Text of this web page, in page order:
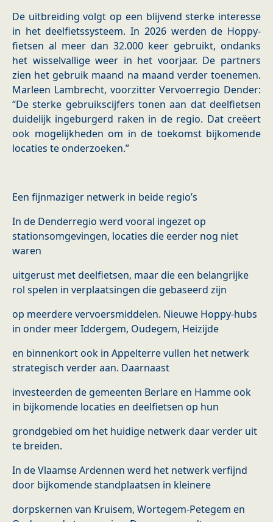
De uitbreiding volgt op een blijvend sterke interesse
in het deelfietssysteem. In 2026 werden de Hoppy-
fietsen al meer dan 32.000 keer gebruikt, ondanks
het wisselvallige weer in het voorjaar. De partners
zien het gebruik maand na maand verder toenemen.
Marleen Lambrecht, voorzitter Vervoerregio Dender:
“De sterke gebruikscijfers tonen aan dat deelfietsen
duidelijk ingeburgerd raken in de regio. Dat creëert
ook mogelijkheden om in de toekomst bijkomende
locaties te onderzoeken.”
Een fijnmaziger netwerk in beide regio’s
In de Denderregio werd vooral ingezet op
stationsomgevingen, locaties die eerder nog niet
waren
uitgerust met deelfietsen, maar die een belangrijke
rol spelen in verplaatsingen die gebaseerd zijn
op meerdere vervoersmiddelen. Nieuwe Hoppy-hubs
in onder meer Iddergem, Oudegem, Heizijde
en binnenkort ook in Appelterre vullen het netwerk
strategisch verder aan. Daarnaast
investeerden de gemeenten Berlare en Hamme ook
in bijkomende locaties en deelfietsen op hun
grondgebied om het huidige netwerk daar verder uit
te breiden.
In de Vlaamse Ardennen werd het netwerk verfijnd
door bijkomende standplaatsen in kleinere
dorpskernen van Kruisem, Wortegem-Petegem en